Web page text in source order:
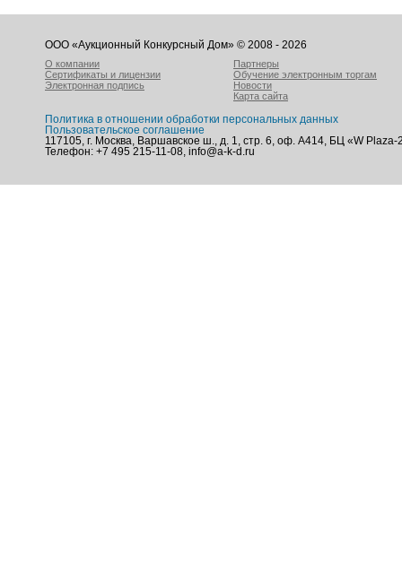
ООО «Аукционный Конкурсный Дом» © 2008 - 2026
О компании
Сертификаты и лицензии
Электронная подпись
Партнеры
Обучение электронным торгам
Новости
Карта сайта
Политика в отношении обработки персональных данных
Пользовательское соглашение
117105, г. Москва, Варшавское ш., д. 1, стр. 6, оф. А414, БЦ «W Plaza-
Телефон: +7 495 215-11-08, info@a-k-d.ru